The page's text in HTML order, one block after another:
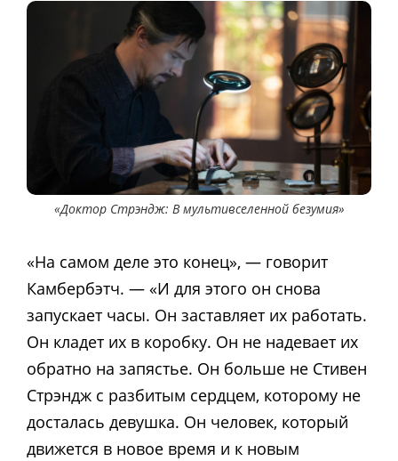
«Доктор Стрэндж: В мультивселенной безумия»
«На самом деле это конец», — говорит
Камбербэтч. — «И для этого он снова
запускает часы. Он заставляет их работать.
Он кладет их в коробку. Он не надевает их
обратно на запястье. Он больше не Стивен
Стрэндж с разбитым сердцем, которому не
досталась девушка. Он человек, который
движется в новое время и к новым